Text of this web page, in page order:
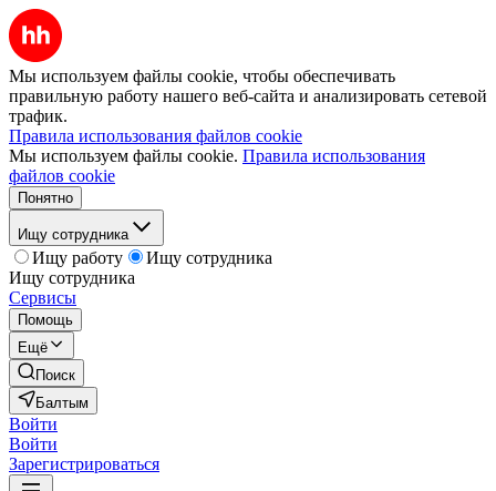
Мы используем файлы cookie, чтобы обеспечивать
правильную работу нашего веб-сайта и анализировать сетевой
трафик.
Правила использования файлов cookie
Мы используем файлы cookie. Правила использования
файлов cookie
Понятно
Ищу сотрудника
Ищу работу
Ищу сотрудника
Ищу сотрудника
Сервисы
Помощь
Ещё
Поиск
Балтым
Войти
Войти
Зарегистрироваться